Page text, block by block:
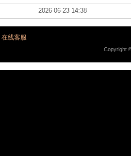
2026-06-23 14:38
在线客服
Copyright